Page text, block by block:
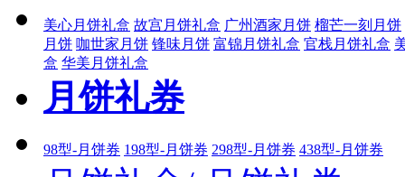
美心月饼礼盒 故宫月饼礼盒 广州酒家月饼 榴芒一刻月饼
月饼 咖世家月饼 锋味月饼 富锦月饼礼盒 官栈月饼礼盒
盒 华美月饼礼盒
月饼礼券
98型-月饼券 198型-月饼券 298型-月饼券 438型-月饼券